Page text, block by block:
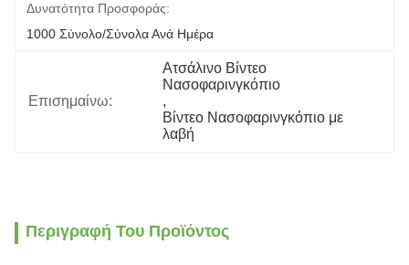
Δυνατότητα Προσφοράς:
1000 Σύνολο/σύνολα Ανά Ημέρα
Επισημαίνω:
Ατσάλινο Βίντεο
Νασοφαρινγκόπιο
,
Βίντεο Νασοφαρινγκόπιο με
λαβή
Περιγραφή Του Προϊόντος